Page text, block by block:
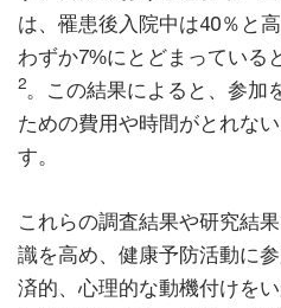
は、罹患後入院中は40％と
わずか7%にとどまっている
2。この結果によると、参加
ための費用や時間がとれな
す。
これらの調査結果や研究結
識を高め、健康予防活動に
済的、心理的な動機付けを